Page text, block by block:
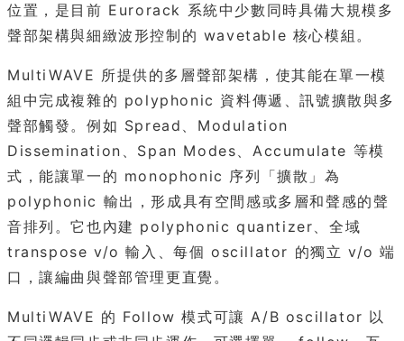
位置，是目前 Eurorack 系統中少數同時具備大規模多
聲部架構與細緻波形控制的 wavetable 核心模組。
MultiWAVE 所提供的多層聲部架構，使其能在單一模
組中完成複雜的 polyphonic 資料傳遞、訊號擴散與多
聲部觸發。例如 Spread、Modulation
Dissemination、Span Modes、Accumulate 等模
式，能讓單一的 monophonic 序列「擴散」為
polyphonic 輸出，形成具有空間感或多層和聲感的聲
音排列。它也內建 polyphonic quantizer、全域
transpose v/o 輸入、每個 oscillator 的獨立 v/o 端
口，讓編曲與聲部管理更直覺。
MultiWAVE 的 Follow 模式可讓 A/B oscillator 以